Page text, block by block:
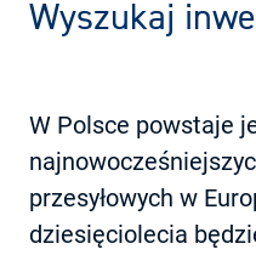
Wyszukaj
W Polsce powstaje
przesyłowych w
dziesięciolecia